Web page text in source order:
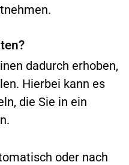
dadurch erhoben,
Hierbei kann es
die Sie in ein
oder nach